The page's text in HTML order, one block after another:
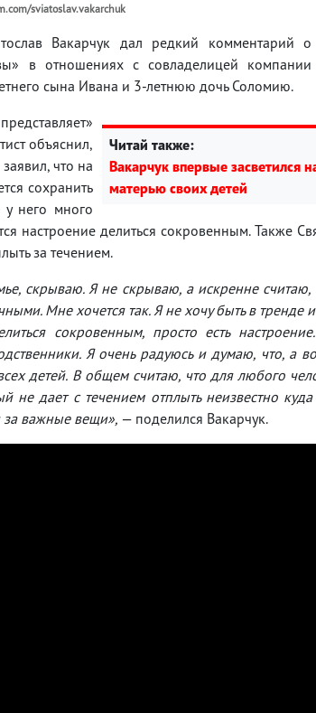
sviatoslav.vakarchuk
Вакарчук дал редкий комментарий
в отношениях с совладелицей
сына Ивана и 3-летнюю дочь Соломию.
Читай также:
Вакарчук впервые засветился
матерью своих детей
объяснил,
что на
сохранить
него много
настроение делиться сокровенным. Также
за течением.
скрываю. Я не скрываю, а искренне считаю,
Мне хочется так. Я не хочу быть в тренде и
сокровенным, просто есть
Я очень радуюсь и думаю, что, а
детей. В общем считаю, что для любого
дает с течением отплыть неизвестно
за важные вещи», — поделился Вакарчук.